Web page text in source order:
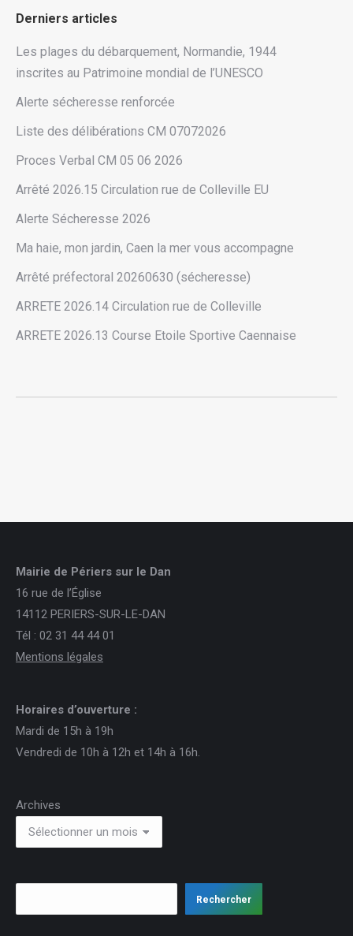
Derniers articles
Les plages du débarquement, Normandie, 1944
inscrites au Patrimoine mondial de l’UNESCO
Alerte sécheresse renforcée
Liste des délibérations CM 07072026
Proces Verbal CM 05 06 2026
Arrêté 2026.15 Circulation rue de Colleville EU
Alerte Sécheresse 2026
Ma haie, mon jardin, Caen la mer vous accompagne
Arrêté préfectoral 20260630 (sécheresse)
ARRETE 2026.14 Circulation rue de Colleville
ARRETE 2026.13 Course Etoile Sportive Caennaise
Mairie de Périers sur le Dan
16 rue de l’Église
14112 PERIERS-SUR-LE-DAN
Tél : 02 31 44 44 01
Mentions légales
Horaires d’ouverture :
Mardi de 15h à 19h
Vendredi de 10h à 12h et 14h à 16h.
Archives
Rechercher